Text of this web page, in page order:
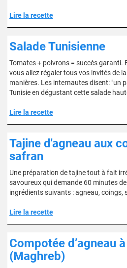
Lire la recette
Salade Tunisienne
Tomates + poivrons = succès garanti.
vous allez régaler tous vos invités de
manières. Les internautes disent: "un
Tunisie en dégustant cette salade
Lire la recette
Tajine d'agneau aux
safran
Une préparation de tajine tout à fait
savoureux qui demande 60 minutes
ingrédients suivants : agneau, coings,
Lire la recette
Compotée d’agneau
(Maghreb)